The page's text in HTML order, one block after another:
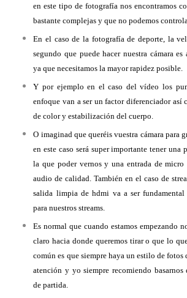
en este tipo de fotografía nos encontramos
bastante complejas y que no podemos
En el caso de la fotografía de deporte, la
segundo que puede hacer nuestra cámara
ya que necesitamos la mayor rapidez posible.
Y por ejemplo en el caso del vídeo los
enfoque van a ser un factor diferenciador así
de color y estabilización del cuerpo.
O imaginad que queréis vuestra cámara para
en este caso será super importante tener una
la que poder vernos y una entrada de micro
audio de calidad. También en el caso de
salida limpia de hdmi va a ser
para nuestros streams.
Es normal que cuando estamos empezando
claro hacia donde queremos tirar o que lo
común es que siempre haya un estilo de fotos
atención y yo siempre recomiendo basarnos
de partida.